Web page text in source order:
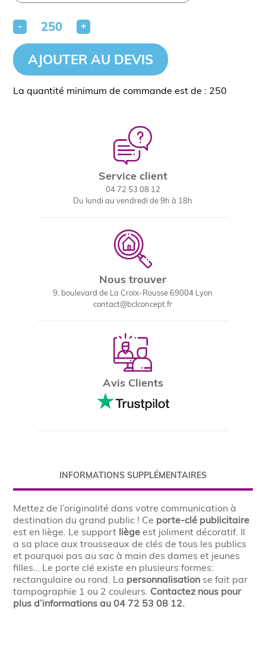
- +
AJOUTER AU DEVIS
La quantité minimum de commande est de : 250
Service client
04 72 53 08 12
Du lundi au vendredi de 9h à 18h
Nous trouver
9, boulevard de La Croix-Rousse 69004 Lyon
contact@bclconcept.fr
Avis Clients
INFORMATIONS SUPPLÉMENTAIRES
Mettez de l’originalité dans votre communication à
destination du grand public ! Ce porte-clé publicitaire
est en liège. Le support liègeest joliment décoratif. Il
a sa place aux trousseaux de clés de tous les publics
et pourquoi pas au sac à main des dames et jeunes
filles… Le porte clé existe en plusieurs formes:
rectangulaire ou rond. La personnalisation se fait par
tampographie 1 ou 2 couleurs. Contactez nous pour
plus d’informations au 04 72 53 08 12.